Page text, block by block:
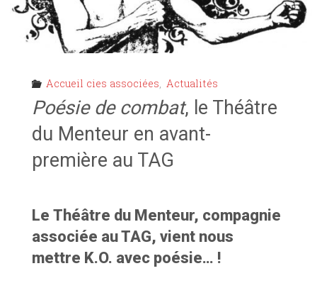
Accueil cies associées, Actualités
Poésie de combat, le Théâtre
du Menteur en avant-
première au TAG
Le Théâtre du Menteur, compagnie
associée au TAG, vient nous
mettre K.O. avec poésie… !